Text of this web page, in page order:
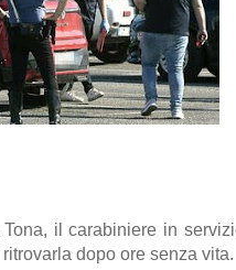
il carabiniere in
dopo ore senza vita.